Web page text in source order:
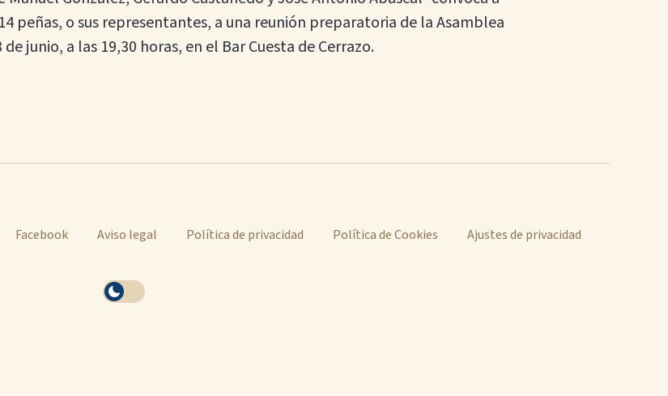
peñas, o sus representantes, a una reunión preparatoria de la Asamblea
junio, a las 19,30 horas, en el Bar Cuesta de Cerrazo.
Facebook Aviso legal Política de privacidad Política de Cookies Ajustes de privacidad
Activar